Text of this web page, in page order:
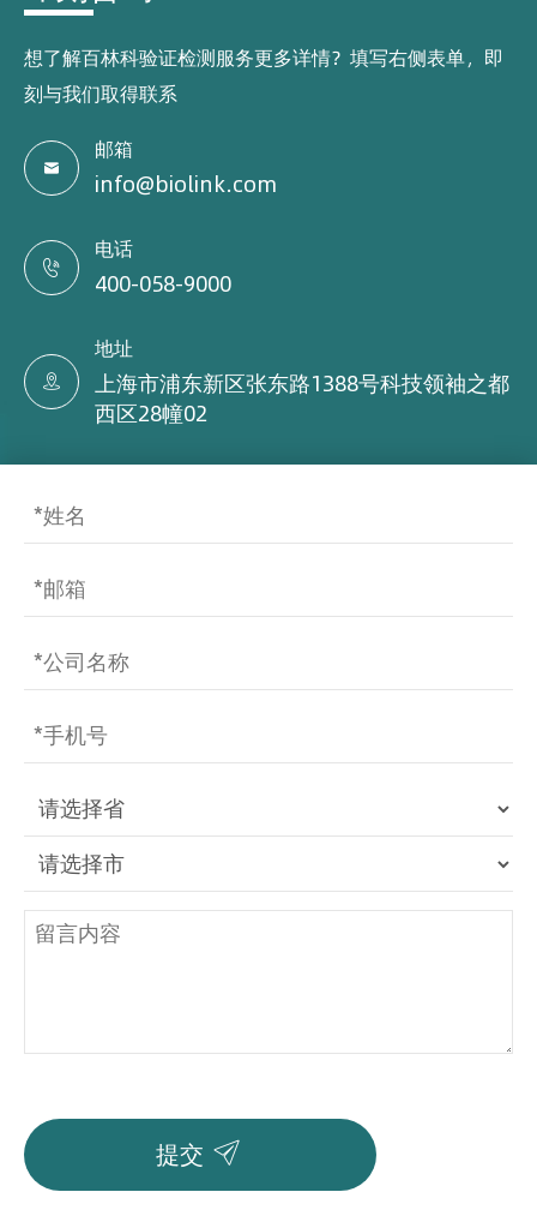
想了解百林科验证检测服务更多详情？填写右侧表单，即
刻与我们取得联系

邮箱
info@biolink.com

电话
400-058-9000

地址
上海市浦东新区张东路1388号科技领袖之都
西区28幢02
提交 